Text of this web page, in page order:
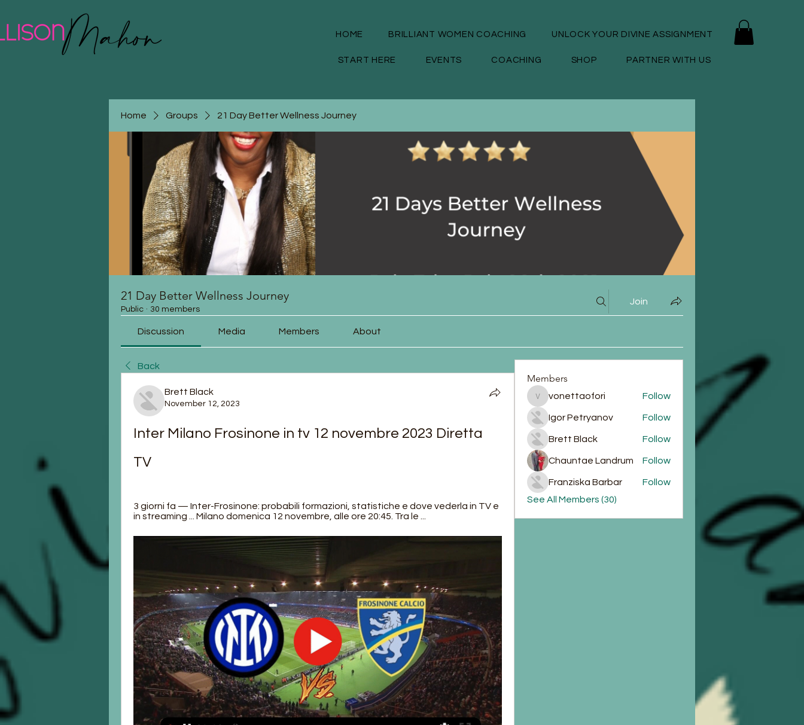
HOME BRILLIANT WOMEN COACHING UNLOCK YOUR DIVINE ASSIGNMENT
START HERE EVENTS COACHING SHOP PARTNER WITH US
Home Groups 21 Day Better Wellness Journey
21 Day Better Wellness Journey
Public · 30 members
Join
Discussion Media Members About
Back
Brett Black
November 12, 2023
Inter Milano Frosinone in tv 12 novembre 2023 Diretta
TV
3 giorni fa — Inter-Frosinone: probabili formazioni, statistiche e dove vederla in TV e
in streaming ... Milano domenica 12 novembre, alle ore 20:45. Tra le ...
Members
vonettaofori
vonettaofori Follow
Igor Petryanov Follow
Brett Black Follow
Chauntae Landrum Follow
Franziska Barbar
Follow
See All Members (30)